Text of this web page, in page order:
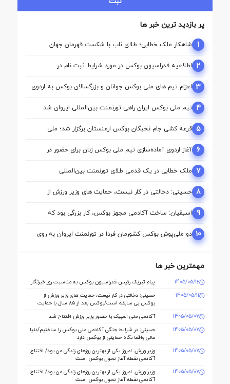
پر بازدید ترین خبر ها
1 شاهکار ملک‌ خطابی؛ طلای ناب با شکست قهرمان جهان
2 اطلاعیه فدراسیون بوکس در مورد شرایط ثبت نام در
کمیسیون ها
3 اعزام تیم ‌های ملی بوکس جوانان و بزرگسالان بوکس به اردوی
مشترک ازبکستان
4 تیم ملی بوکس ایران راهی تورنمنت بین‌المللی ایروان شد
5 قرعه‌ کشی جام نخبگان بوکس ارمنستان برگزار شد؛ ملی‌
پوشان ایران حریفان خود را شناختند
6 آغاز اردوی آماده‌سازی تیم ملی بوکس زنان برای حضور در
بازی‌های آسیایی ناگویا
7 ملک‌ خطابی در یک قدمی طلای تورنمنت بین‌المللی
ارمنستان/ محمدنژاد به مدال برنز رسید
8 حسینی: دخالتی در کار نیست، حمایت های وزیر ورزش از
مالی صاحب خانه می شود 9 اسبقیان: ساخت آکادمی مجهز بوکس، کار بزرگی بود که
حسینی برای این رشته انجام داد
10 دو ملی‌پوش بوکس کشورمان فردا در تورنمنت ایروان به روی
رینگ می‌روند
مهمترین خبر ها
1405/05/16
پیام تبریک رئیس فدراسیون بوکس به مناسبت روز خبرنگار
1405/05/11
حسینی: دخالتی در کار نیست، حمایت های وزیر ورزش از
بوکس بی سابقه است/بوکس بعد از ۸۵ سال با حمایت
1405/05/07
آکادمی ملی المپیک با حضور وزیر ورزش افتتاح شد
1405/05/07
حسینی: در شرایط جنگی آکادمی ملی بوکس را ساختیم/دنیا
مالی واقعا نگاه حمایتی از بوکس دارد
1405/05/07
وزیر ورزش: امروز یکی از بهترین روزهای زندگی من بود/ افتتاح
آکادمی نقطه آغاز تحول بوکس است
1405/05/07
وزیر ورزش: امروز یکی از بهترین روزهای زندگی من بود/ افتتاح
آکادمی نقطه آغاز تحول بوکس است